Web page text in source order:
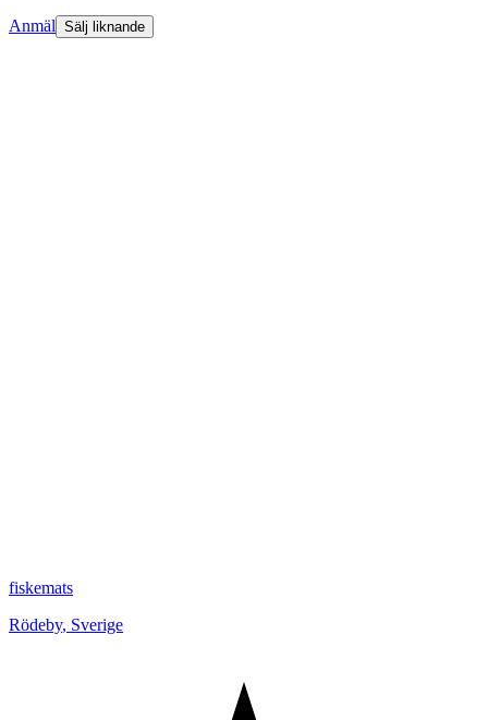
Anmäl Sälj liknande
fiskemats
Rödeby, Sverige